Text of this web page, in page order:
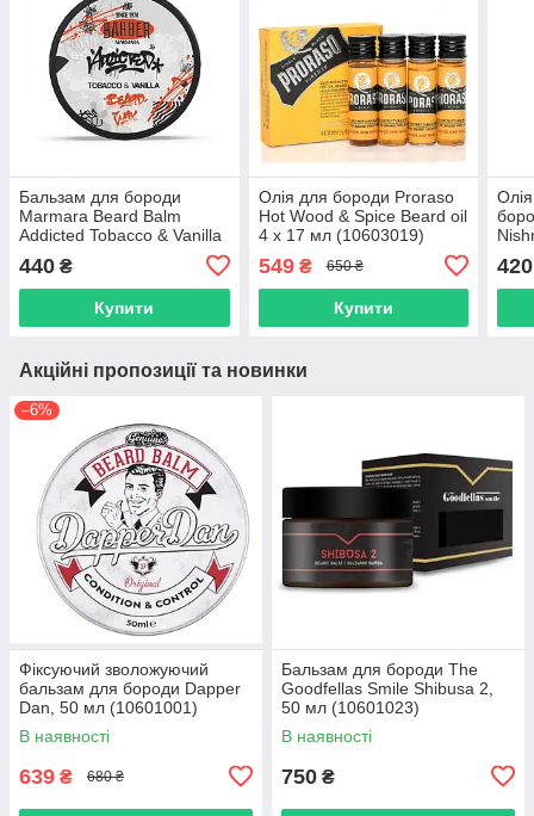
Бальзам для бороди
Marmara Beard Balm
Addicted Tobacco & Vanilla
440 ₴
Купити
Олія для бороди Proraso
Hot Wood & Spice Beard oil
4 х 17 мл (10603019)
549₴ 650 ₴
Купити
420
Акційні пропозиції та новинки
–6%
Фіксуючий зволожуючий
бальзам для бороди Dapper
Dan, 50 мл (10601001)
В наявності
639 ₴ 680 ₴
Бальзам для бороди The
Goodfellas Smile Shibusa 2,
50 мл (10601023)
В наявності
750 ₴